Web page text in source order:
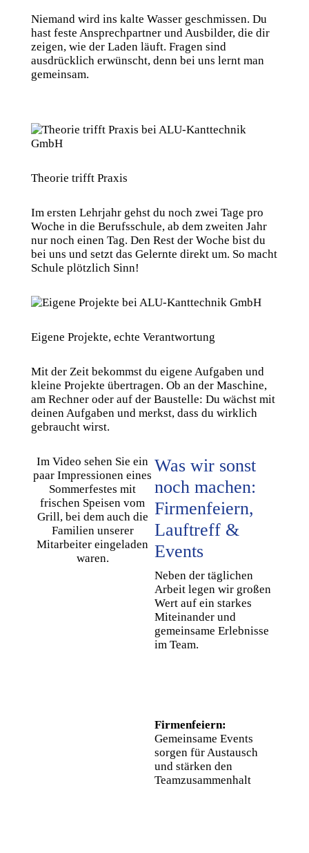
Niemand wird ins kalte Wasser geschmissen. Du
hast feste Ansprechpartner und Ausbilder, die dir
zeigen, wie der Laden läuft. Fragen sind
ausdrücklich erwünscht, denn bei uns lernt man
gemeinsam.
Theorie trifft Praxis
Im ersten Lehrjahr gehst du noch zwei Tage pro
Woche in die Berufsschule, ab dem zweiten Jahr
nur noch einen Tag. Den Rest der Woche bist du
bei uns und setzt das Gelernte direkt um. So macht
Schule plötzlich Sinn!
Eigene Projekte, echte Verantwortung
Mit der Zeit bekommst du eigene Aufgaben und
kleine Projekte übertragen. Ob an der Maschine,
am Rechner oder auf der Baustelle: Du wächst mit
deinen Aufgaben und merkst, dass du wirklich
gebraucht wirst.
Im Video sehen Sie ein
paar Impressionen eines
Sommerfestes mit
frischen Speisen vom
Grill, bei dem auch die
Familien unserer
Mitarbeiter eingeladen
waren.
Was wir sonst
noch machen:
Firmenfeiern,
Lauftreff &
Events
Neben der täglichen
Arbeit legen wir großen
Wert auf ein starkes
Miteinander und
gemeinsame Erlebnisse
im Team.
Firmenfeiern:
Gemeinsame Events
sorgen für Austausch
und stärken den
Teamzusammenhalt